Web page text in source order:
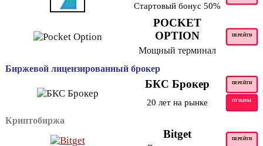
Стартовый бонус 50%
POCKET
OPTION
ПЕРЕЙТИ
Мощный терминал
Биржевой лицензированный брокер
БКС Брокер ПЕРЕЙТИ
20 лет на рынке ОТЗЫВЫ
Криптобиржа
Bitget ПЕРЕЙТИ